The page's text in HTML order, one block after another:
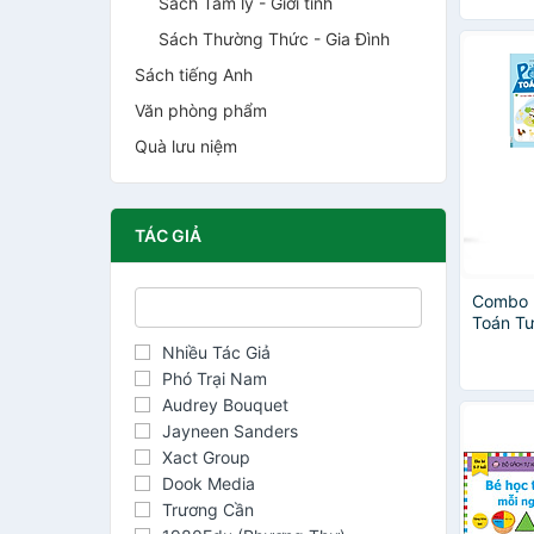
Sách Thường Thức - Gia Đình
Sách tiếng Anh
Văn phòng phẩm
Quà lưu niệm
TÁC GIẢ
Nhiều Tác Giả
Phó Trại Nam
Audrey Bouquet
Jayneen Sanders
Xact Group
Dook Media
Trương Cần
Combo
Toán